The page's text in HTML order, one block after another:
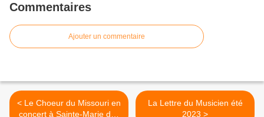
Commentaires
Ajouter un commentaire
< Le Choeur du Missouri en
concert à Sainte-Marie des
La Lettre du Musicien été
2023 >